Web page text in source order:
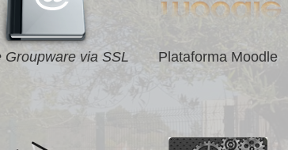
Groupware via SSL Plataforma Moodle